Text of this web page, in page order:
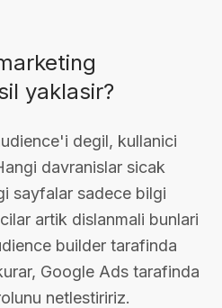
yaklasir?
degil, kullanici
davranislar sicak
sayfalar sadece bilgi
artik dislanmali bunlari
builder tarafinda
Google Ads tarafinda
netlestiririz.